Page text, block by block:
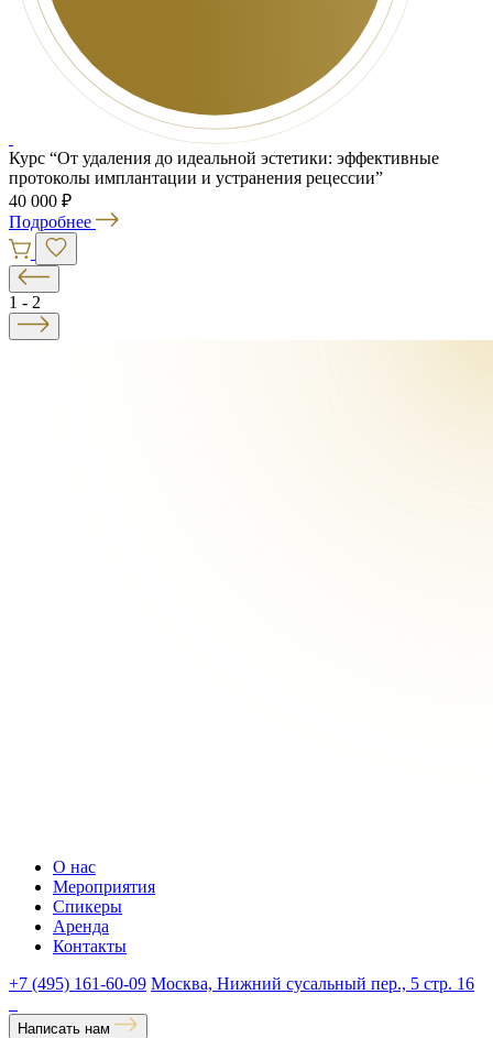
Курс “От удаления до идеальной эстетики: эффективные
протоколы имплантации и устранения рецессии”
40 000 ₽
Подробнее
1 - 2
О нас
Мероприятия
Спикеры
Аренда
Контакты
+7 (495) 161-60-09 Москва, Нижний сусальный пер., 5 стр. 16
Написать нам